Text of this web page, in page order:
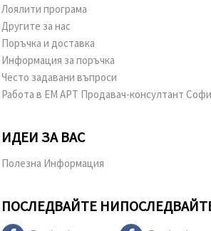
Лоялити програма
Другите за нас
Поръчка и доставка
Информация за поръчка
Често задавани въпроси
Работа в ЕМ АРТ Продавач-консултант
ИДЕИ ЗА ВАС
Полезна Информация
ПОСЛЕДВАЙТЕ НИ